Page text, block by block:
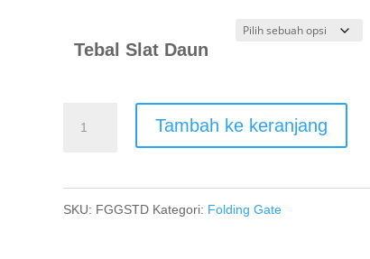
Tebal Slat Daun
Gate
Tambah ke keranjang
SKU: FGGSTD Kategori: Folding Gate